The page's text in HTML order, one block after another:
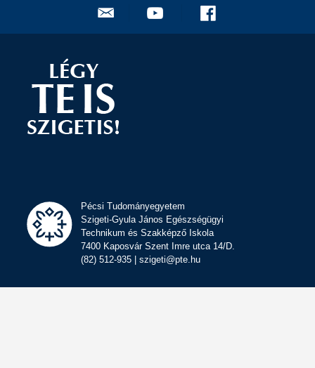
Pécsi Tudományegyetem
Szigeti-Gyula János Egészségügyi
Technikum és Szakképző Iskola
7400 Kaposvár Szent Imre utca 14/D.
(82) 512-935 | szigeti@pte.hu